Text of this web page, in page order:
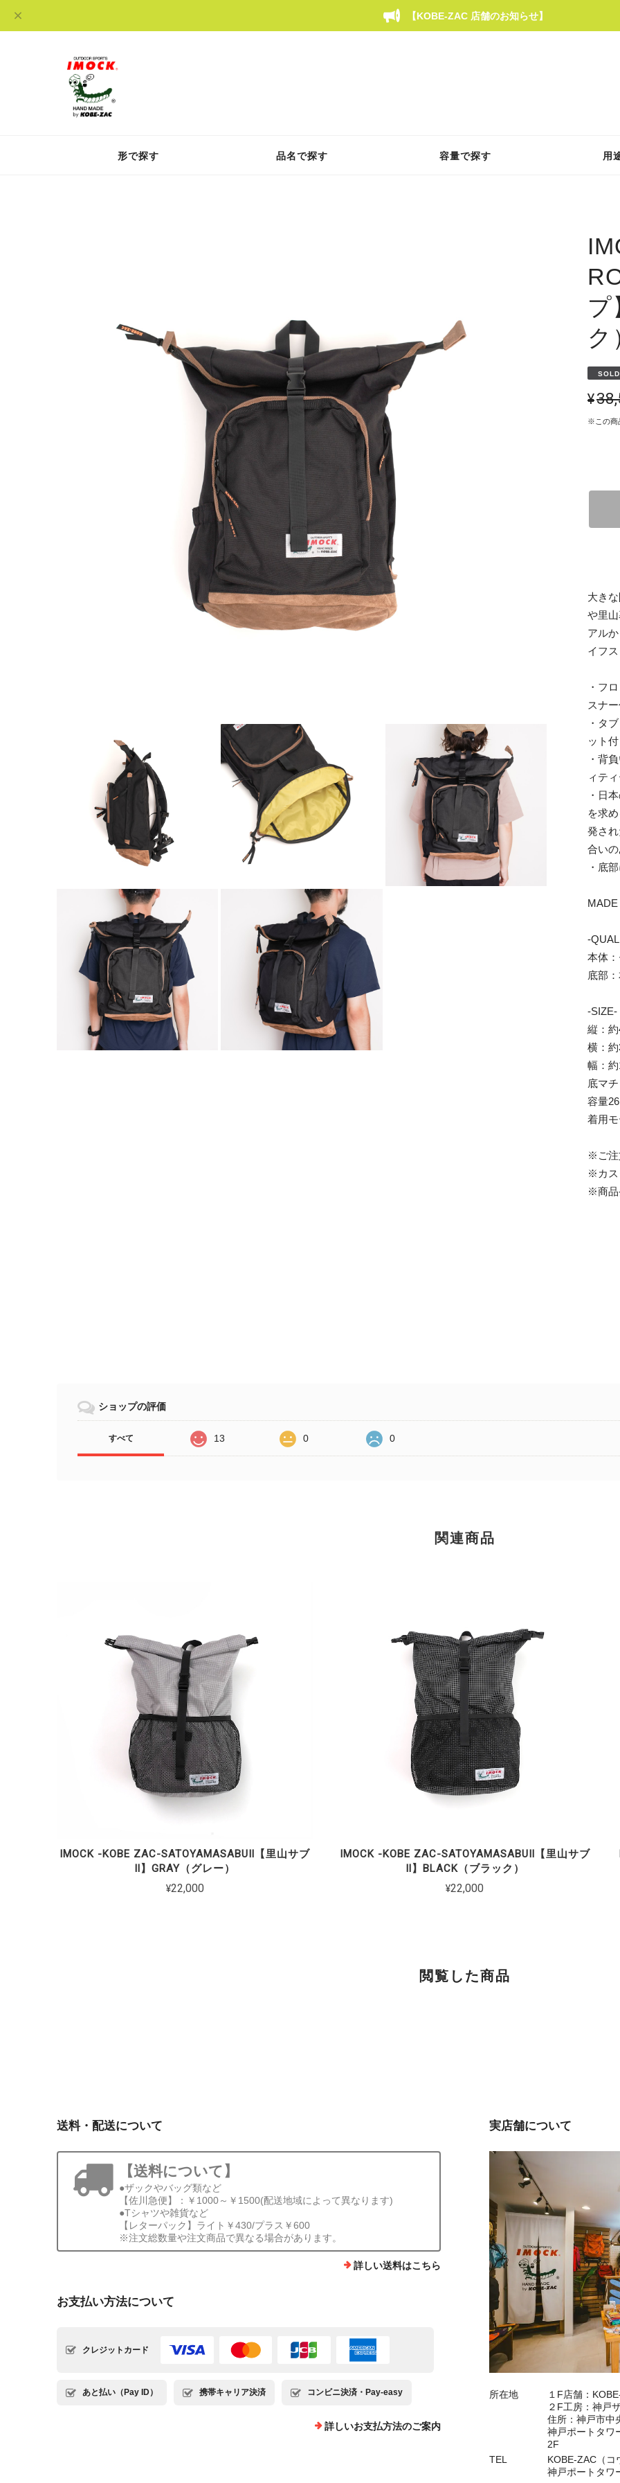
【KOBE-ZAC 店舗のお知らせ】
形で探す 品名で探す 容量で探す 用
ク
※この商
大き
や里
アル
イフ
・フ
スナ
・タ
ット付
・背
ィテ
・日
を求
発さ
合い
・底
-
本体
底部
-SIZE-
縦：
横：
幅：
底マ
容量
着用
※ご注
※カス
※商品
ショップの評価
すべて 13 0 0
関連商品
IMOCK -KOBE ZAC-SATOYAMASABUⅡ【里山サブ
Ⅱ】GRAY（グレー）
¥22,000
IMOCK -KOBE ZAC-SATOYAMASABUⅡ【里山サブ
Ⅱ】BLACK（ブラック）
¥22,000
閲覧した商品
送料・配送について
【送料について】
●ザックやバッグ類など
【佐川急便】：￥1000～￥1500(配送地域によって異なります)
●Tシャツや雑貨など
【レターパック】ライト￥430/プラス￥600
※注文総数量や注文商品で異なる場合があります。
詳しい送料はこちら
お支払い方法について
クレジットカード
あと払い（Pay ID） 携帯キャリア決済 コンビニ決済・Pay-easy
詳しいお支払方法のご案内
実店舗について
所在地
１F店舗：
２F工房：神戸
住所：神戸市中
神戸ポートタワ
2F
TEL
KOBE-ZAC（
神戸ポートタワ